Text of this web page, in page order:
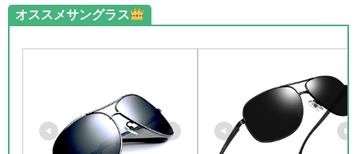
オススメサングラス